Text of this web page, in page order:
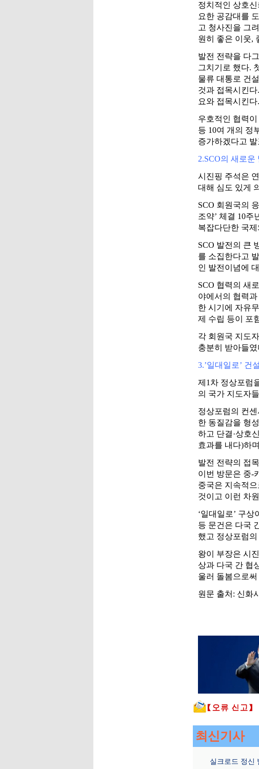
정치적인 상호
요한 공감대를
고 청사진을 그
원히 좋은 이웃,
발전 전략을 다
그치기로 했다.
물류 대통로 건
것과 접목시킨
요와 접목시킨
우호적인 협력
등 10여 개의 정
증가하겠다고
2.SCO의 새로운
시진핑 주석은
대해 심도 있게
SCO 회원국의
조약’ 체결 10주
복잡다단한 국
SCO 발전의 큰
를 소집한다고
인 발전이념에
SCO 협력의 새
야에서의 협력
한 시기에 자유
제 수립 등이 포
각 회원국 지도
충분히 받아들였
3.’일대일로’ 건
제1차 정상포럼
의 국가 지도자
정상포럼의 컨
한 동질감을 형
하고 단결·상호
효과를 내다)하
발전 전략의 접
이번 방문은 중-
중국은 지속적
것이고 이런 차
‘일대일로’ 구
등 문건은 다국
했고 정상포럼
왕이 부장은 시
상과 다국 간 협
울러 돌봄으로
원문 출처: 신화
최신기사
실크로드 정신